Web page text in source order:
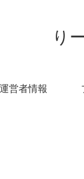
り
運営者情報